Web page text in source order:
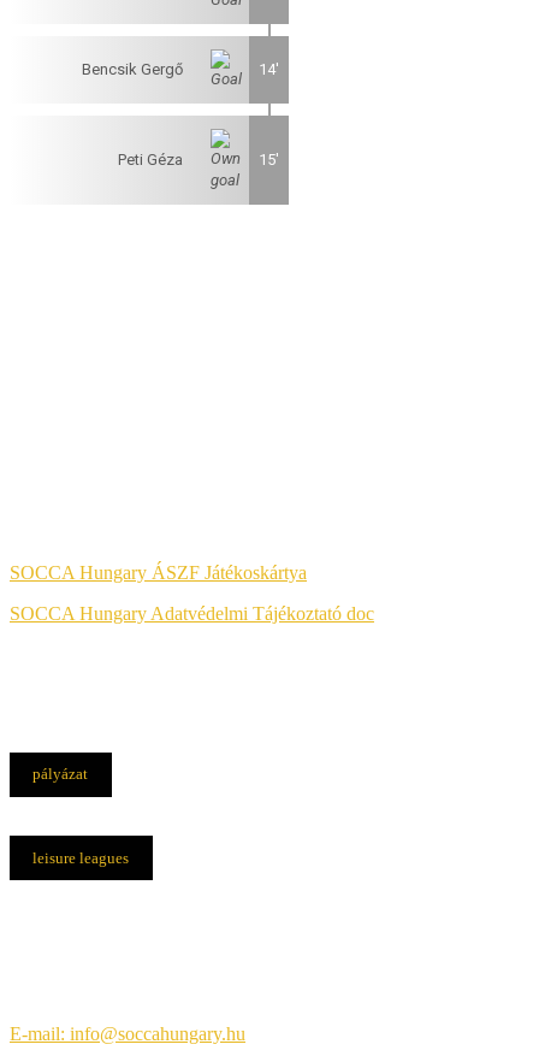
Bencsik Gergő 14'
Peti Géza 15'
SOCCA Hungary ÁSZF Játékoskártya
SOCCA Hungary Adatvédelmi Tájékoztató doc
pályázat
leisure leagues
E-mail: info@soccahungary.hu